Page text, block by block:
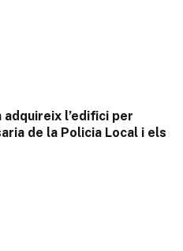
adquireix l’edifici per
de la Policia Local i els